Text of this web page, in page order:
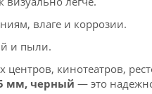
влаге и коррозии.
и пыли.
кинотеатров,
мм, черный — это